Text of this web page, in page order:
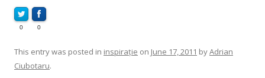
0 0
This entry was posted in inspirație on June 17, 2011 byAdrian
Ciubotaru.